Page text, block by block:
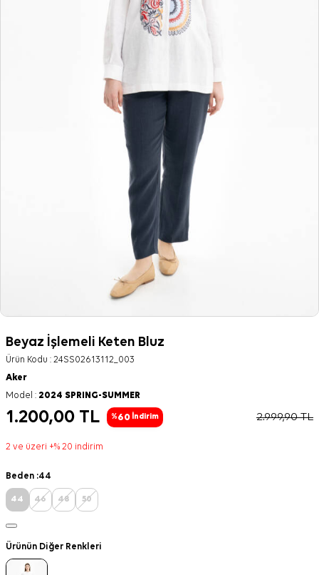
Beyaz İşlemeli Keten Bluz
Ürün Kodu : 24SS02613112_003
Aker
Model : 2024 SPRING-SUMMER
1.200,00 TL %60 İndirim 2.999,90TL
2 ve üzeri +% 20 indirim
Beden :44
44 46 48 50
Ürünün Diğer Renkleri